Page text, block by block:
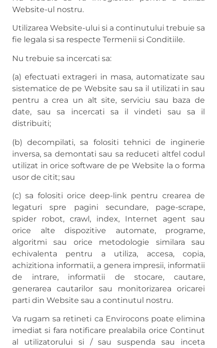
Website-ul nostru.
Utilizarea Website-ului si a continutului trebuie sa
fie legala si sa respecte Termenii si Conditiile.
Nu trebuie sa incercati sa:
(a) efectuati extrageri in masa, automatizate sau
sistematice de pe Website sau sa il utilizati in sau
pentru a crea un alt site, serviciu sau baza de
date, sau sa incercati sa il vindeti sau sa il
distribuiti;
(b) decompilati, sa folositi tehnici de inginerie
inversa, sa demontati sau sa reduceti altfel codul
utilizat in orice software de pe Website la o forma
usor de citit; sau
(c) sa folositi orice deep-link pentru crearea de
legaturi spre pagini secundare, page-scrape,
spider robot, crawl, index, Internet agent sau
orice alte dispozitive automate, programe,
algoritmi sau orice metodologie similara sau
echivalenta pentru a utiliza, accesa, copia,
achizitiona informatii, a genera impresii, informatii
de intrare, informatii de stocare, cautare,
generarea cautarilor sau monitorizarea oricarei
parti din Website sau a continutul nostru.
Va rugam sa retineti ca Envirocons poate elimina
imediat si fara notificare prealabila orice Continut
al utilizatorului si / sau suspenda sau inceta